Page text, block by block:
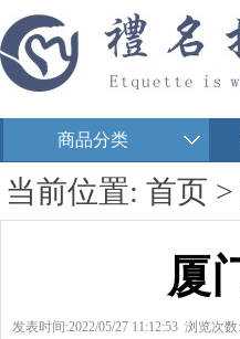
商品分类
当前位置: 首页 >
厦
发表时间:2022/05/27 11:12:53 浏览次数